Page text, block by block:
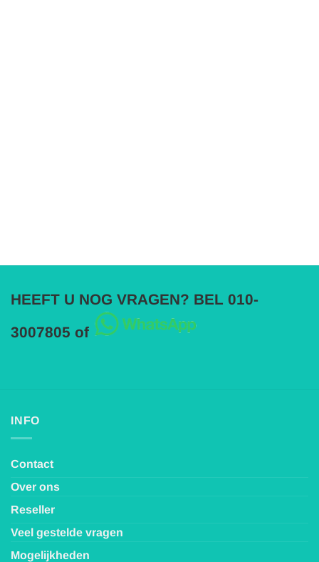
HEEFT U NOG VRAGEN? BEL 010-
3007805 of
INFO
Contact
Over ons
Reseller
Veel gestelde vragen
Mogelijkheden